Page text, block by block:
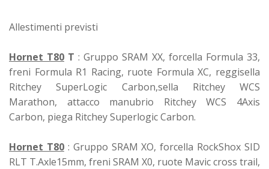
Allestimenti previsti
Hornet T80 T : Gruppo SRAM XX, forcella Formula 33,
freni Formula R1 Racing, ruote Formula XC, reggisella
Ritchey SuperLogic Carbon,sella Ritchey WCS
Marathon, attacco manubrio Ritchey WCS 4Axis
Carbon, piega Ritchey Superlogic Carbon.
Hornet T80: Gruppo SRAM XO, forcella RockShox SID
RLT T.Axle15mm, freni SRAM X0, ruote Mavic cross trail,